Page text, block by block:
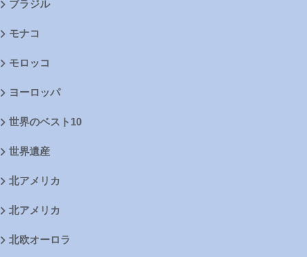
ブラジル
モナコ
モロッコ
ヨーロッパ
世界のベスト10
世界遺産
北アメリカ
北アメリカ
北欧オーロラ